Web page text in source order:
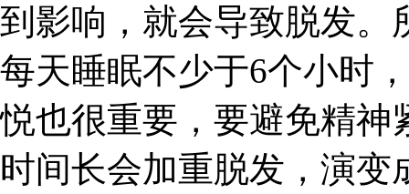
到影响，就会导致脱发。
每天睡眠不少于6个小时
悦也很重要，要避免精神
时间长会加重脱发，演变